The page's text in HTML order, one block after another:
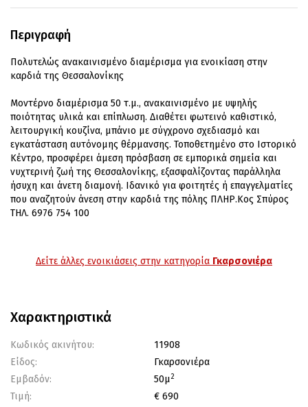
Περιγραφή
Πολυτελώς ανακαινισμένο διαμέρισμα για ενοικίαση στην
καρδιά της Θεσσαλονίκης
Μοντέρνο διαμέρισμα 50 τ.μ., ανακαινισμένο με υψηλής
ποιότητας υλικά και επίπλωση. Διαθέτει φωτεινό καθιστικό,
λειτουργική κουζίνα, μπάνιο με σύγχρονο σχεδιασμό και
εγκατάσταση αυτόνομης θέρμανσης. Τοποθετημένο στο Ιστορικό
Κέντρο, προσφέρει άμεση πρόσβαση σε εμπορικά σημεία και
νυχτερινή ζωή της Θεσσαλονίκης, εξασφαλίζοντας παράλληλα
ήσυχη και άνετη διαμονή. Ιδανικό για φοιτητές ή επαγγελματίες
που αναζητούν άνεση στην καρδιά της πόλης ΠΛΗΡ.Κος Σπύρος
ΤΗΛ. 6976 754 100
Δείτε άλλες ενοικιάσεις στην κατηγορία Γκαρσονιέρα
Χαρακτηριστικά
Κωδικός ακινήτου:
11908
Είδος:
Γκαρσονιέρα
Εμβαδόν:
50μ2
Τιμή:
€ 690